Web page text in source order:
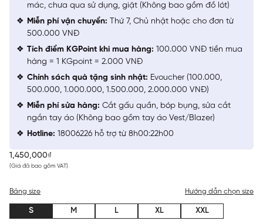
1,450,000₫
(Giá đã bao gồm VAT)
Bảng size Hướng dẫn chọn size
S M L XL XXL
mác, chưa qua sử dụng, giặt (Không bao gồm đồ lót)
Miễn phí vận chuyển: Thứ 7, Chủ nhật hoặc cho đơn từ
500.000 VNĐ
Tích điểm KGPoint khi mua hàng: 100.000 VNĐ tiền mua
hàng = 1 KGpoint = 2.000 VNĐ
Chính sách quà tặng sinh nhật: Evoucher (100.000,
500.000, 1.000.000, 1.500.000, 2.000.000 VNĐ)
Miễn phí sửa hàng: Cắt gấu quần, bóp bụng, sửa cắt
ngắn tay áo (Không bao gồm tay áo Vest/Blazer)
Hotline: 18006226 hỗ trợ từ 8h00:22h00